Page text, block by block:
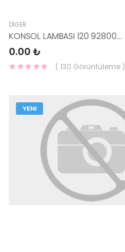
DIĞER
KONSOL LAMBASI İ20 92800-1J000OM-HMC
0.00 ₺
( 130 Görüntüleme )
YENI